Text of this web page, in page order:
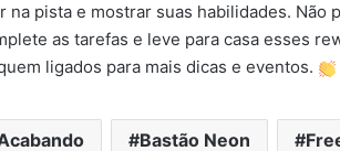
na pista e mostrar suas habilidades.
as tarefas e leve para casa esses
ligados para mais dicas e eventos.
Bastão Neon